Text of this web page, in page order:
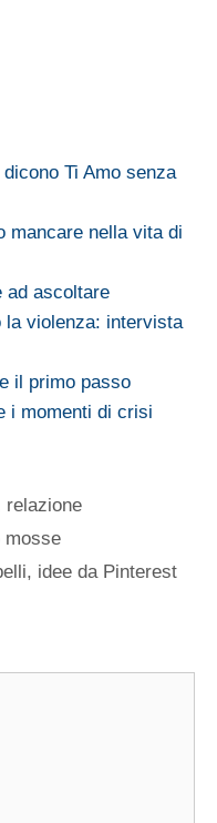
Ti Amo senza
mancare nella vita di
ad ascoltare
la violenza: intervista
il primo passo
i momenti di crisi
relazione
mosse
idee da Pinterest